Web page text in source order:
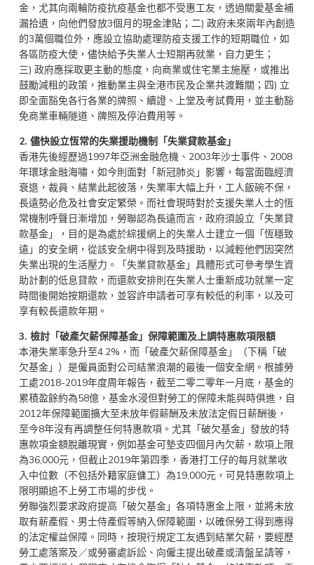
金，尤其向兩輪防疫抗疫基金也都不受惠工友，透過關愛基金補
漏拾遺，向他們發放3個月的現金津貼；二) 政府未來兩年內創造
的3萬個職位外，應設立協助處理防疫支援工作的短期職位，如
各區防疫大使，儘快給予失業人士短期再就業，自力更生；
三) 政府應採取更主動的態度，向商業或住宅業主施壓，或推出
鼓勵減租的政策，推動業主與全港市民及企業共渡難關；四) 立
即全面豁免各行各業的牌照、續證、上堂及考試費用，並主動豁
免商業車輛隧道、牌照及停泊費用等。
2. 儘快設立恆常的失業援助機制「失業貸款基金」
香港先後經歷過1997年亞洲金融危機、2003年沙士事件、2008
年環球金融海嘯，如今則面對「新冠肺炎」影響，每當面臨經濟
衰退，裁員、結業此起彼落，失業率大幅上升，工人飯碗不保，
長遠勢必危及社會安定繁榮。而社會現時對於支援失業人士的恆
常機制呼聲日漸增加，勞聯認為長遠而言，政府須設立「失業貸
款基金」，目的是為處於綜援網上的失業人士建立一個「恆穩致
遠」的安全網，從該安全網中得到及時援助，以減輕他們因突然
失業出現的生活壓力。「失業貸款基金」具體形式可參考學生資
助計劃的低息貸款，而還款安排則在失業人士重新成功就業一定
時間後開始按期還款，並容許申請者可享有較低的利率，以及可
享有較長還款年期。
3. 檢討「破產欠薪保障基金」保障範圍及上調特惠款項限額
本港失業率急升至4.2%，而「破產欠薪保障基金」（下稱「破
欠基金」）是僱員面對公司結業浪潮的最後一個安全網。根據勞
工處2018-2019年度周年報告，截至二零二零年一月底，基金的
累積盈餘約為58億，基金水浸但對勞工的保障未能與時俱進，自
2012年保障範圍擴大至未放年假薪酬及未放法定假日薪酬後，
至今8年沒有再調整任何特惠款項。尤其「破欠基金」發放的特
惠款項金額脫離現實，例如基金可墊支四個月內欠薪，款項上限
為36,000元，但截止2019年第四季，香港打工仔的每月就業收
入中位數（不包括外籍家庭傭工）為19,000元，可見特惠款項上
限明顯追不上勞工市場的步伐。
勞聯強烈要求政府提高「破欠基金」各項特惠金上限，並將未放
取有薪產假、男士侍產假等納入保障範圍，以確保勞工得到應得
的法定權益保障。同時，按現行規定工友遇到結業欠薪，要經歷
勞工處落案及／或勞審處訴訟、向僱主提出破產或清盤呈請等，